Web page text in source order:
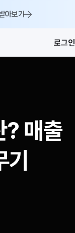
아보기
로그인
매출